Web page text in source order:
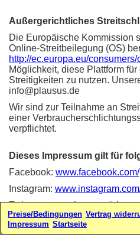
Außergerichtliches
Die Europäische Kommission
Online-Streitbeilegung (OS)
http://ec.europa.eu/consumers/
Möglichkeit, diese Plattform
Streitigkeiten zu nutzen.
info@plausus.de
Wir sind zur Teilnahme an
einer
verpflichtet.
Dieses Impressum gilt für
Facebook:
Instagram:
Twitter:www.twitter.com/
Webseiten:www.plausus.de
Preise/Bedingungen Vertrag
Impressum Startseite